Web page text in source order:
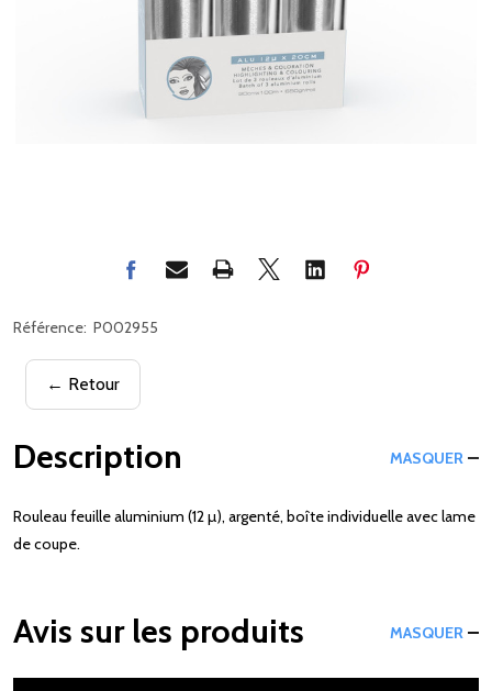
Référence: P002955
← Retour
Description MASQUER
Rouleau feuille aluminium (12 µ), argenté, boîte individuelle avec lame
de coupe.
Avis sur les produits MASQUER